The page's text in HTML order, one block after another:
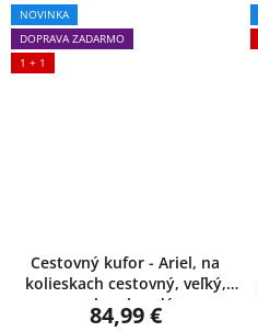
NOVINKA
DOPRAVA ZADARMO
1 + 1
Cestovný kufor - Ariel, na
kolieskach cestovný, veľký,
zelenohnedý
84,99 €